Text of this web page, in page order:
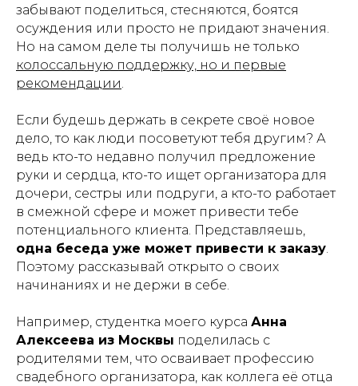
забывают поделиться, стесняются, боятся
осуждения или просто не придают значения.
Но на самом деле ты получишь не только
колоссальную поддержку, но и первые
рекомендации
Если будешь держать в секрете своё новое
дело, то как люди посоветуют тебя другим? А
ведь кто-то недавно получил предложение
руки и сердца, кто-то ищет организатора для
дочери, сестры или подруги, а кто-то работает
в смежной сфере и может привести тебе
потенциального клиента. Представляешь,
одна беседа уже может привести к заказу
Поэтому рассказывай открыто о своих
начинаниях и не держи в себе.
Например, студентка моего курса Анна
Алексеева из Москвы поделилась с
родителями тем, что осваивает профессию
свадебного организатора, как коллега её отца